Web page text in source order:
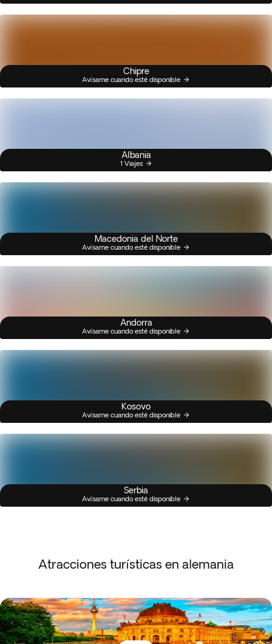
Chipre
Avísame cuando esté disponible
Albania
1 Viajes
Macedonia del Norte
Avísame cuando esté disponible
Andorra
Avísame cuando esté disponible
Kosovo
Avísame cuando esté disponible
Serbia
Avísame cuando esté disponible
Atracciones turísticas en alemania